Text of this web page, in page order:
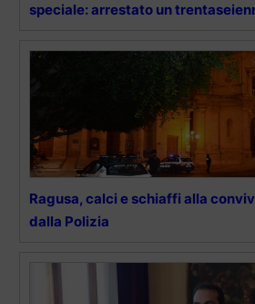
speciale: arrestato un
Ragusa, calci e schiaffi alla
dalla Polizia